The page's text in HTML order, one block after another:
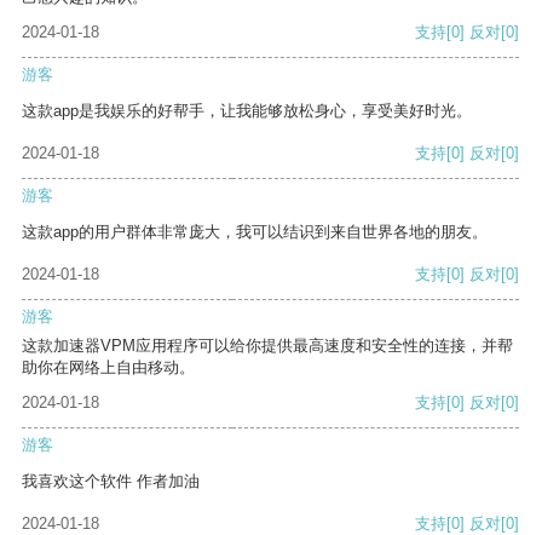
2024-01-18
支持[0] 反对[0]
游客
这款app是我娱乐的好帮手，让我能够放松身心，享受美好时光。
2024-01-18 支持[0] 反对[0]
游客
这款app的用户群体非常庞大，我可以结识到来自世界各地的朋友。
2024-01-18 支持[0] 反对[0]
游客
这款加速器VPM应用程序可以给你提供最高速度和安全性的连接，并帮
助你在网络上自由移动。
2024-01-18
支持[0] 反对[0]
游客
我喜欢这个软件 作者加油
2024-01-18 支持[0] 反对[0]